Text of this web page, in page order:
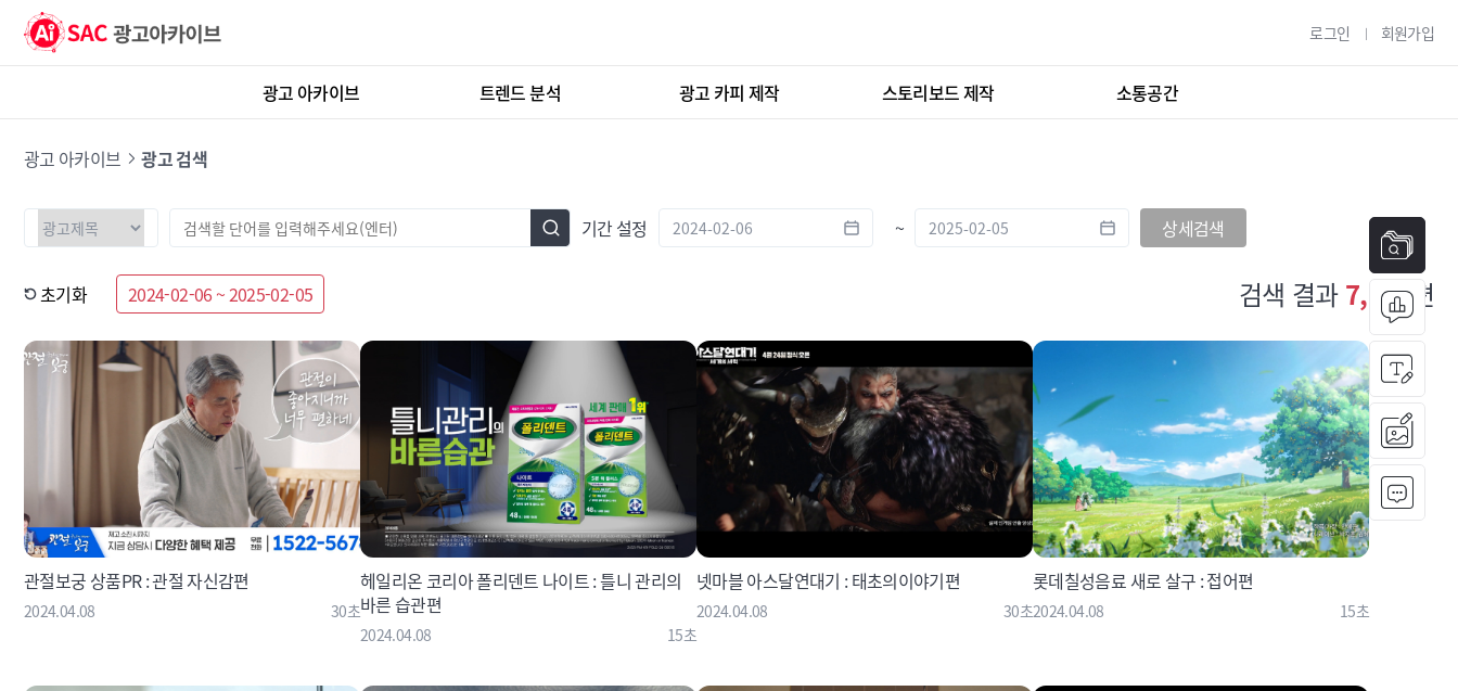
로그인 회원가입
광고 아카이브 트렌드 분석 광고 카피 제작 스토리보드 제작 소통공간
광고 아카이브 광고 검색
기간 설정 ~ 상세검색
초기화 2024-02-06 ~ 2025-02-05 검색 결과7,085편
관절보궁 상품PR : 관절 자신감편
2024.04.08 30초
헤일리온 코리아 폴리덴트 나이트 : 틀니 관리의
바른 습관편
2024.04.08 15초
넷마블 아스달연대기 : 태초의이야기편
2024.04.08 30초
롯데칠성음료 새로 살구 : 접어편
2024.04.08 15초